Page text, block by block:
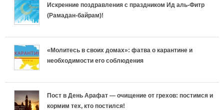
Искренние поздравления с праздником Ид аль-Фитр
(Рамадан-байрам)!
«Молитесь в своих домах»: фатва о карантине и
необходимости его соблюдения
Пост в День Арафат — очищение от грехов: постимся и
кормим тех, кто постился!